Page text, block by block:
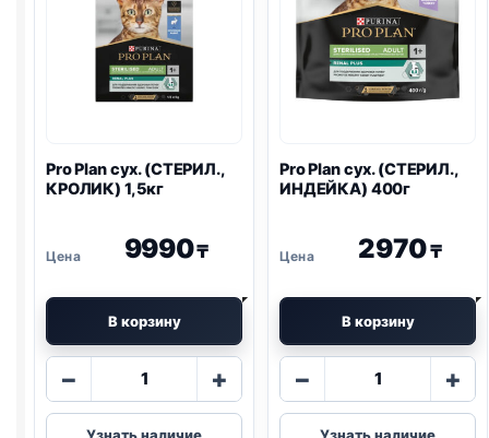
Pro Planсух. (СТЕРИЛ.,
КРОЛИК) 1,5кг
9990₸
В корзину
−
Количество
Pro
+
Pro Planсух. (СТЕРИЛ.,
ИНДЕЙКА) 400г
2970₸
В корзину
−
Количество
Pro
+